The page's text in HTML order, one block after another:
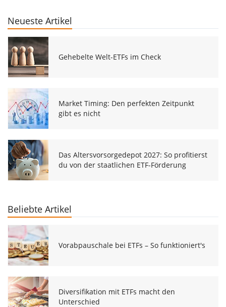
Neueste Artikel
Gehebelte Welt-ETFs im Check
Market Timing: Den perfekten Zeitpunkt
gibt es nicht
Das Altersvorsorgedepot 2027: So profitierst
du von der staatlichen ETF-Förderung
Beliebte Artikel
Vorabpauschale bei ETFs – So funktioniert's
Diversifikation mit ETFs macht den
Unterschied